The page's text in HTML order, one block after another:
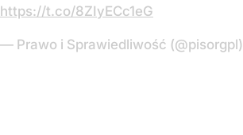
https://t.co/8ZIyECc1eG
— Prawo i Sprawiedliwość (@pisorgpl)